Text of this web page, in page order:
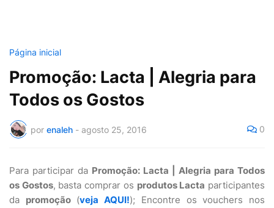
Página inicial
Promoção: Lacta | Alegria para
Todos os Gostos
por enaleh - agosto 25, 2016 0
Para participar da Promoção: Lacta | Alegria para Todos
os Gostos, basta comprar os produtos Lacta participantes
da promoção(veja AQUI!); Encontre os vouchers nos